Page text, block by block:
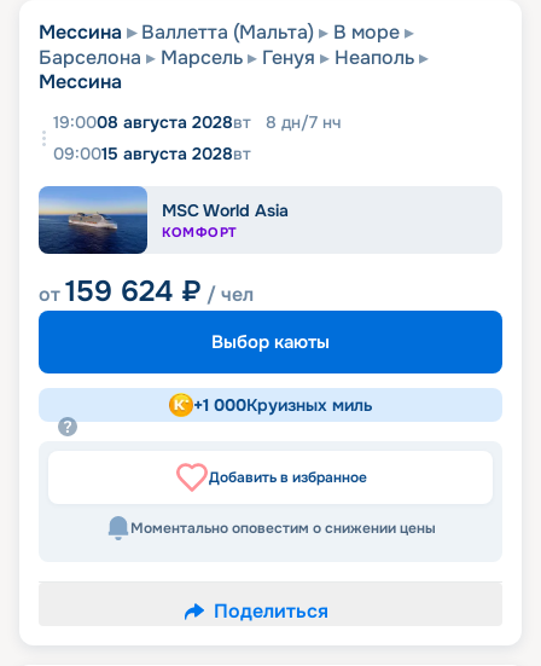
Мессина Валлетта (Мальта)
В море
Барселона
Марсель Генуя
Неаполь
Мессина
19:0008 августа 2028вт 8 дн/7 нч
09:0015 августа 2028вт
MSC World Asia
КОМФОРТ
от159 624 ₽ / чел
Выбор каюты
+1 000Круизных миль
Добавить в избранное
Моментально оповестим о снижении цены
Поделиться